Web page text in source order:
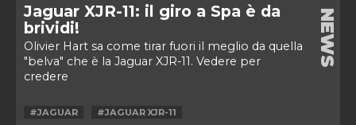
Jaguar XJR-11: il giro a Spa è da
brividi!
Olivier Hart sa come tirar fuori il meglio da quella
"belva" che è la Jaguar XJR-11. Vedere per
credere
NEWS
#JAGUAR #JAGUAR XJR-11